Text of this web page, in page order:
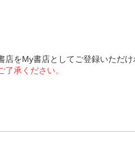
をMy書店としてご登録いただけ
承ください。